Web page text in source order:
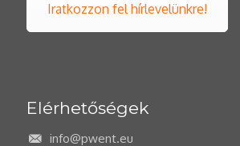
Iratkozzon fel hírlevelünkre!
Elérhetőségek
info@pwent.eu